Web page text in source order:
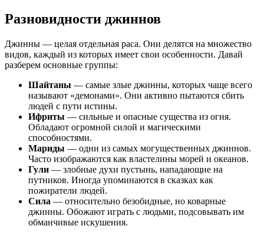
Разновидности джиннов
Джинны — целая отдельная раса. Они делятся на множество
видов, каждый из которых имеет свои особенности. Давай
разберем основные группы:
Шайтаны — самые злые джинны, которых чаще всего
называют «демонами». Они активно пытаются сбить
людей с пути истины.
Ифриты — сильные и опасные существа из огня.
Обладают огромной силой и магическими
способностями.
Мариды — одни из самых могущественных джиннов.
Часто изображаются как властелины морей и океанов.
Гули — злобные духи пустынь, нападающие на
путников. Иногда упоминаются в сказках как
пожиратели людей.
Сила — относительно безобидные, но коварные
джинны. Обожают играть с людьми, подсовывать им
обманчивые искушения.